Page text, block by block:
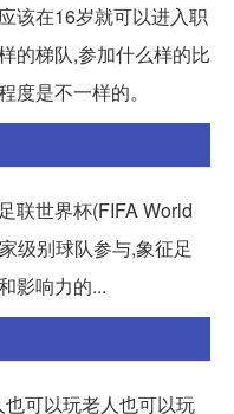
该在16岁就可以进入职
的梯队,参加什么样的比
度是不一样的。
联世界杯(FIFA World
级别球队参与,象征足
影响力的...
可以玩老人也可以玩